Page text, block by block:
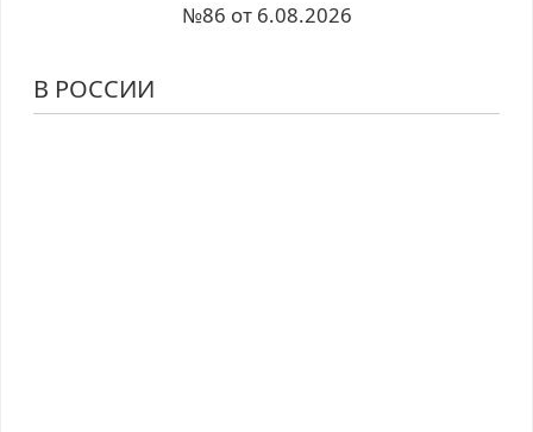
№86 от 6.08.2026
В РОССИИ